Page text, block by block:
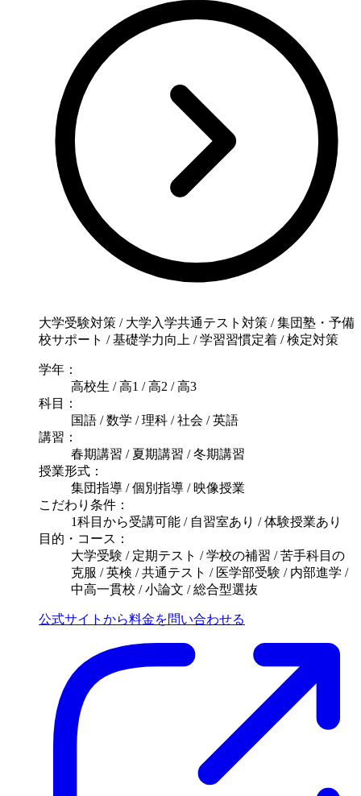
大学受験対策 / 大学入学共通テスト対策 / 集団塾・予備
校サポート / 基礎学力向上 / 学習習慣定着 / 検定対策
学年：
高校生 / 高1 / 高2 / 高3
科目：
国語 / 数学 / 理科 / 社会 / 英語
講習：
春期講習 / 夏期講習 / 冬期講習
授業形式：
集団指導 / 個別指導 / 映像授業
こだわり条件：
1科目から受講可能 / 自習室あり / 体験授業あり
目的・コース：
大学受験 / 定期テスト / 学校の補習 / 苦手科目の
克服 / 英検 / 共通テスト / 医学部受験 / 内部進学 /
中高一貫校 / 小論文 / 総合型選抜
公式サイトから料金を問い合わせる